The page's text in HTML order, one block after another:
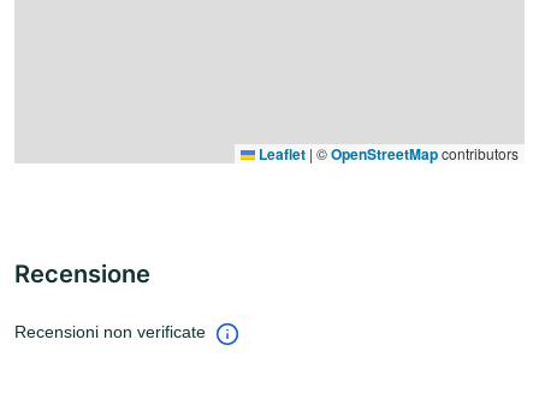
Leaflet | ©OpenStreetMapcontributors
Recensione
Recensioni non verificate